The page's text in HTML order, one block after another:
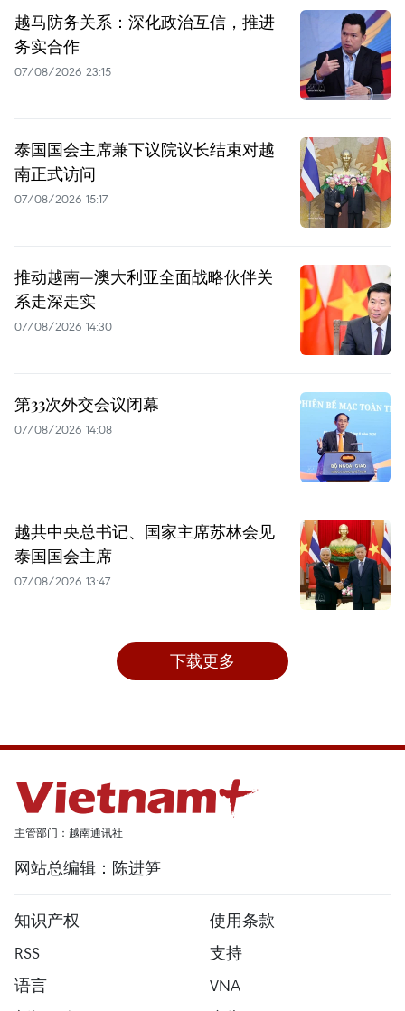
越马防务关系：深化政治互信，推进
务实合作
07/08/2026 23:15
泰国国会主席兼下议院议长结束对越
南正式访问
07/08/2026 15:17
推动越南—澳大利亚全面战略伙伴关
系走深走实
07/08/2026 14:30
第33次外交会议闭幕
07/08/2026 14:08
越共中央总书记、国家主席苏林会见
泰国国会主席
07/08/2026 13:47
下载更多
主管部门：越南通讯社
网站总编辑：陈进笋
知识产权
使用条款
RSS
支持
语言
VNA